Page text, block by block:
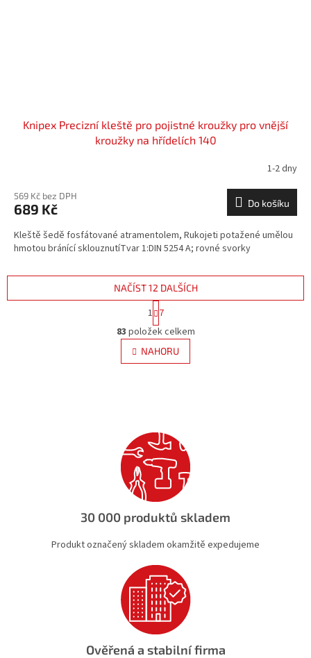
Knipex Precizní kleště pro pojistné kroužky pro vnější
kroužky na hřídelích 140
1-2 dny
569 Kč bez DPH
689 Kč Do košíku
Kleště šedě fosfátované atramentolem, Rukojeti potažené umělou
hmotou bránící sklouznutíTvar 1:DIN 5254 A; rovné svorky
O
v
l
á
p
r
v
k
y
ý
p
s
u
NAČÍST 12 DALŠÍCH
S
t
r
á
n
k
1 7
83 položek celkem
NAHORU
30 000 produktů skladem
Produkt označený skladem okamžitě expedujeme
Ověřená a stabilní firma